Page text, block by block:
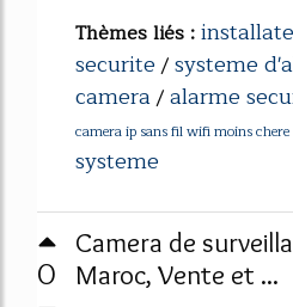
Thèmes liés :
securite/systeme
camera/alarme
camera ip sans fil wifi moins chere
systeme
0
Camera de
Maroc, Vente et ...